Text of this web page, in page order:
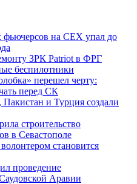
фьючерсов на CEX упал до
ЗРК Patriot в ФРГ
беспилотники
перешел черту:
перед СК
Пакистан и Турция создали
строительство
в Севастополе
становится
проведение
Аравии